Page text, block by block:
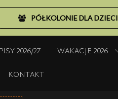
PÓŁKOLONIE DLA DZIECI
2026/27 WAKACJE 2026
KONTAKT